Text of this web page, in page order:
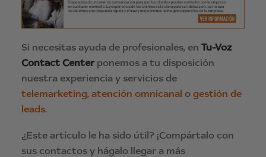
Si necesitas ayuda de profesionales, en Tu-Voz
Contact Centerponemos a tu disposición
nuestra experiencia y servicios de
telemarketing, atención omnicanal o gestión de
leads.
¿Este artículo le ha sido útil? ¡Compártalo con
sus contactos y hágalo llegar a más